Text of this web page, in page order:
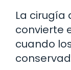
La cirugía
convierte
cuando